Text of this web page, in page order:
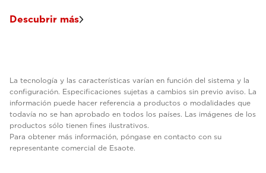
Descubrir más
La tecnología y las características varían en función del sistema y la
configuración. Especificaciones sujetas a cambios sin previo aviso. La
información puede hacer referencia a productos o modalidades que
todavía no se han aprobado en todos los países. Las imágenes de los
productos sólo tienen fines ilustrativos.
Para obtener más información, póngase en contacto con su
representante comercial de Esaote.